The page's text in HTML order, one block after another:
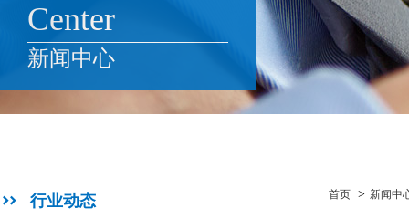
Center
新闻中心
 行业动态 首页 > 新闻中